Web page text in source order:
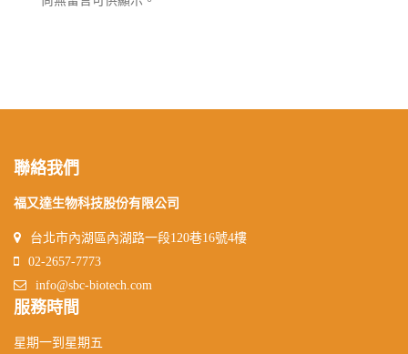
聯絡我們
福又達生物科技股份有限公司
台北市內湖區內湖路一段120巷16號4樓
02-2657-7773
info@sbc-biotech.com
服務時間
星期一到星期五